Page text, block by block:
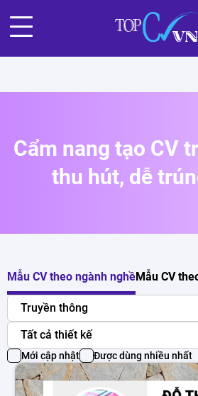
Cẩm nang tạo CV
thu hút, dễ
Mẫu CV theo ngành nghềMẫu CV
Truyền thông
Tất cả thiết kế
Mới cập nhật Được dùng nhiều nhất